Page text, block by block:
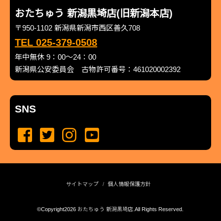
おたちゅう 新潟黒埼店(旧新潟本店)
〒950-1102 新潟県新潟市西区善久708
TEL 025-379-0508
年中無休 9：00～24：00
新潟県公安委員会 古物許可番号：461020002392
SNS
サイトマップ 個人情報保護方針
©Copyright2026 おたちゅう 新潟黒埼店 .All Rights Reserved.